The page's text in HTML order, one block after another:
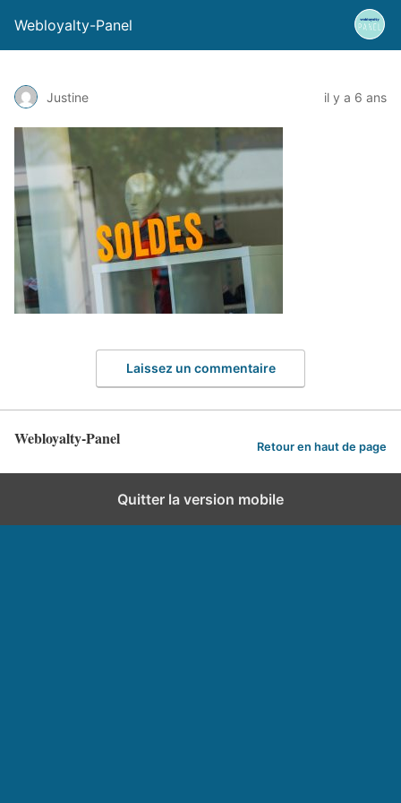
Webloyalty-Panel
Justine il y a 6 ans
Laissez un commentaire
Webloyalty-Panel Retour en haut de page
Quitter la version mobile